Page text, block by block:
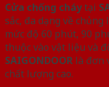
Cửa chống cháytại
sắc, đa dạng về
mức độ 60 phút, 90
thuộc vào vật liệu và
SAIGONDOOR là đơn
chất lượng cao.